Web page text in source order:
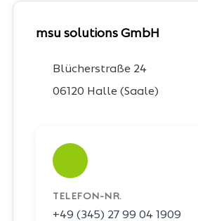
msu solutions GmbH
Blücherstraße 24
06120 Halle (Saale)
TELEFON-NR.
+49 (345) 27 99 04 1909